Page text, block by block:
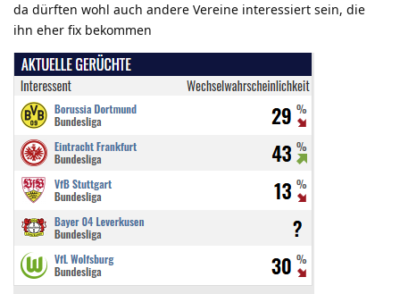
da dürften wohl auch andere Vereine interessiert sein, die
ihn eher fix bekommen